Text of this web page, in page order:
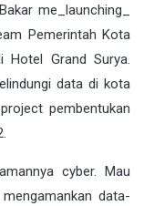
me_launching_
Pemerintah Kota
Hotel Grand Surya.
data di kota
pembentukan
cyber. Mau
data-